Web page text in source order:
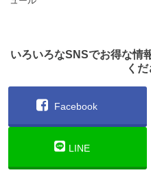
いろいろなSNSでお得な情
くだ
Facebook
LINE